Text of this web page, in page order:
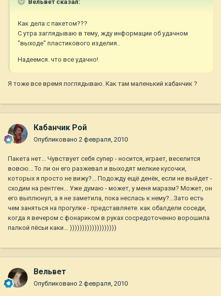
Вельвет сказал:
Как дела с пакетом???
С утра заглядываю в тему, жду информации об удачном
"выходе" пластикового изделия..
Надеемся. что все удачно!
Я тоже все время поглядываю. Как там маленький кабанчик ?
Кабанчик Рой
Опубликовано 2 февраля, 2010
Пакета нет... Чувствует себя супер - носится, играет, веселится
вовсю... То ли он его разжевал и выходят мелкие кусочки,
которых я просто не вижу?... Подожду ещё денёк, если не выйдет -
сходим на рентген... Уже думаю - может, у меня маразм? Может, он
его выплюнул, а я не заметила, пока неслась к нему?...Зато есть
чем заняться на прогулке - представляете. как обалдели соседи,
когда я вечером с фонариком в руках сосредоточенно ворошила
палкой пёсьи каки... )))))))))))))))))))
Вельвет
Опубликовано 2 февраля, 2010